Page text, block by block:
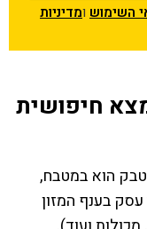
השימוש ומדיניות
חיפושית
הוא במטבח,
בענף המזון